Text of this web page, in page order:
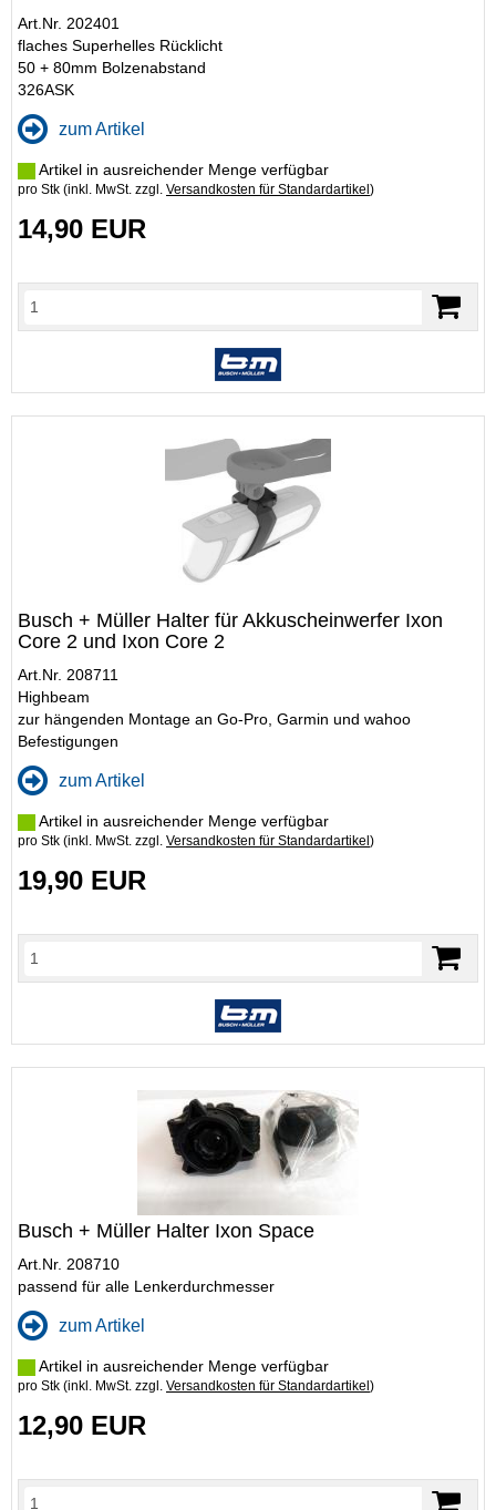
Art.Nr. 202401
flaches Superhelles Rücklicht
50 + 80mm Bolzenabstand
326ASK
zum Artikel
Artikel in ausreichender Menge verfügbar
pro Stk (inkl. MwSt. zzgl. Versandkosten für Standardartikel )
14,90 EUR
Busch + Müller Halter für Akkuscheinwerfer Ixon
Core 2 und Ixon Core 2
Art.Nr. 208711
Highbeam
zur hängenden Montage an Go-Pro, Garmin und wahoo
Befestigungen
zum Artikel
Artikel in ausreichender Menge verfügbar
pro Stk (inkl. MwSt. zzgl. Versandkosten für Standardartikel )
19,90 EUR
Busch + Müller Halter Ixon Space
Art.Nr. 208710
passend für alle Lenkerdurchmesser
zum Artikel
Artikel in ausreichender Menge verfügbar
pro Stk (inkl. MwSt. zzgl. Versandkosten für Standardartikel )
12,90 EUR